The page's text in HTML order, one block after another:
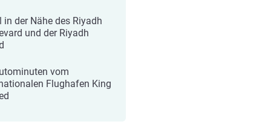
in der Nähe des Riyadh
und der Riyadh
vom
Flughafen King